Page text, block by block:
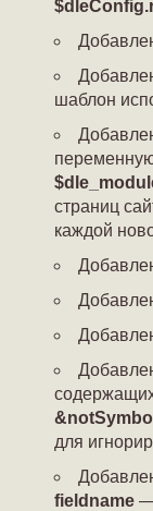
шаблон
страниц
каждой
для
fieldname —